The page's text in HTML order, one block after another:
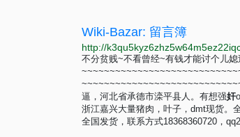
Wiki-Bazar: 留言簿
不分贫贱~不看曾经~有钱才能讨个儿
逼，河北省承德市滦平县人。有想强奸
浙江嘉兴大量猪肉，叶子，dmt现货。
全国发货，联系方式18368360720，